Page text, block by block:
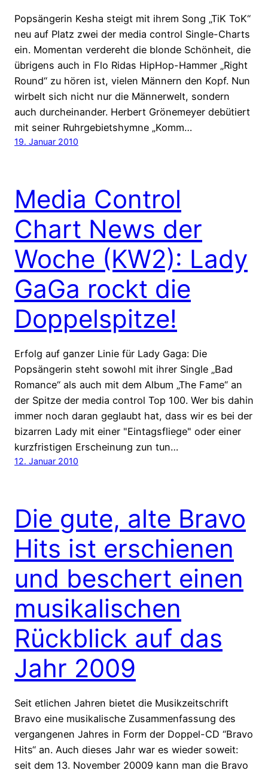
Popsängerin Kesha steigt mit ihrem Song „TiK ToK“
neu auf Platz zwei der media control Single-Charts
ein. Momentan verdereht die blonde Schönheit, die
übrigens auch in Flo Ridas HipHop-Hammer „Right
Round“ zu hören ist, vielen Männern den Kopf. Nun
wirbelt sich nicht nur die Männerwelt, sondern
auch durcheinander. Herbert Grönemeyer debütiert
mit seiner Ruhrgebietshymne „Komm…
19. Januar 2010
Media Control
Chart News der
Woche (KW2): Lady
GaGa rockt die
Doppelspitze!
Erfolg auf ganzer Linie für Lady Gaga: Die
Popsängerin steht sowohl mit ihrer Single „Bad
Romance“ als auch mit dem Album „The Fame“ an
der Spitze der media control Top 100. Wer bis dahin
immer noch daran geglaubt hat, dass wir es bei der
bizarren Lady mit einer "Eintagsfliege" oder einer
kurzfristigen Erscheinung zun tun…
12. Januar 2010
Die gute, alte Bravo
Hits ist erschienen
und beschert einen
musikalischen
Rückblick auf das
Jahr 2009
Seit etlichen Jahren bietet die Musikzeitschrift
Bravo eine musikalische Zusammenfassung des
vergangenen Jahres in Form der Doppel-CD “Bravo
Hits“ an. Auch dieses Jahr war es wieder soweit:
seit dem 13. November 20009 kann man die Bravo